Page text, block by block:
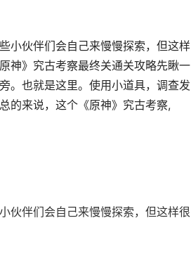
小伙伴们会自己来慢慢探索，但这样
神》究古考察最终关通关攻略先瞅一
。也就是这里。使用小道具，调查发
的来说，这个《原神》究古考察,
伙伴们会自己来慢慢探索，但这样很